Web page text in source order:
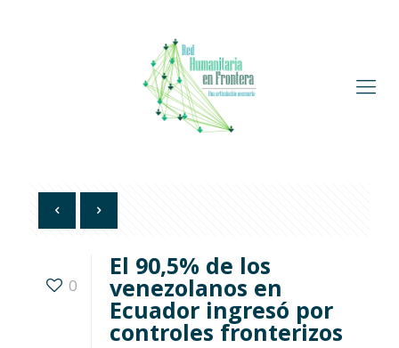
0
El 90,5% de los
venezolanos en
Ecuador ingresó por
controles fronterizos